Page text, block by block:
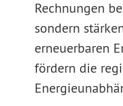
Rechnungen
sondern
erneuerbaren
fördern die